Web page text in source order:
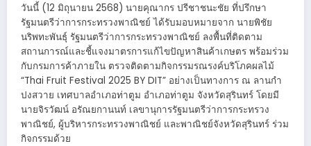
วันนี้ (12 มิถุนายน 2568) นายคุณากร ปรีชาชนะชัย ที่ปรึกษา
รัฐมนตรีว่าการกระทรวงพาณิชย์ ได้รับมอบหมายจาก นายพิชัย
นริพทะพันธุ์ รัฐมนตรีว่าการกระทรวงพาณิชย์ ลงพื้นที่ติดตาม
สถานการณ์และชี้แจงมาตรการแก้ไขปัญหาสินค้าเกษตร พร้อมร่วม
กับกรมการค้าภายใน ตรวจติดตามกิจกรรมรณรงค์บริโภคผลไม้
“Thai Fruit Festival 2025 BY DIT” อย่างเป็นทางการ ณ ลานกำ
ปงสวาย เทศบาลอำเภอท่าตูม อำเภอท่าตูม จังหวัดสุรินทร์ โดยมี
นายจิรวัฒน์ อรัณยกานนท์ เลขานุการรัฐมนตรีว่าการกระทรวง
พาณิชย์, ผู้บริหารกระทรวงพาณิชย์ และพาณิชย์จังหวัดสุรินทร์ ร่วม
กิจกรรมด้วย